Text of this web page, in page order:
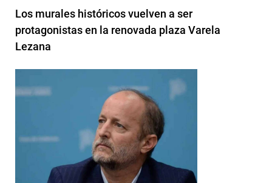
Los murales históricos vuelven a ser
protagonistas en la renovada plaza Varela
Lezana